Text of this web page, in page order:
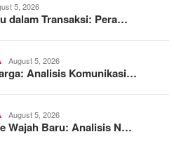
5, 2026
dalam Transaksi: Pera…
August 5, 2026
Analisis Komunikasi…
August 5, 2026
Wajah Baru: Analisis N…